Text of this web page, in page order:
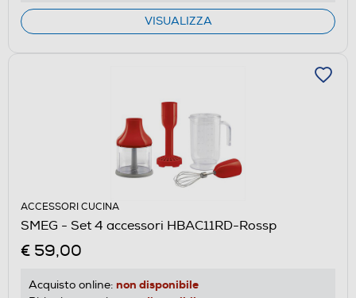
VISUALIZZA
ACCESSORI CUCINA
SMEG - Set 4 accessori HBAC11RD-Rossp
€ 59,00
Acquisto online: non disponibile